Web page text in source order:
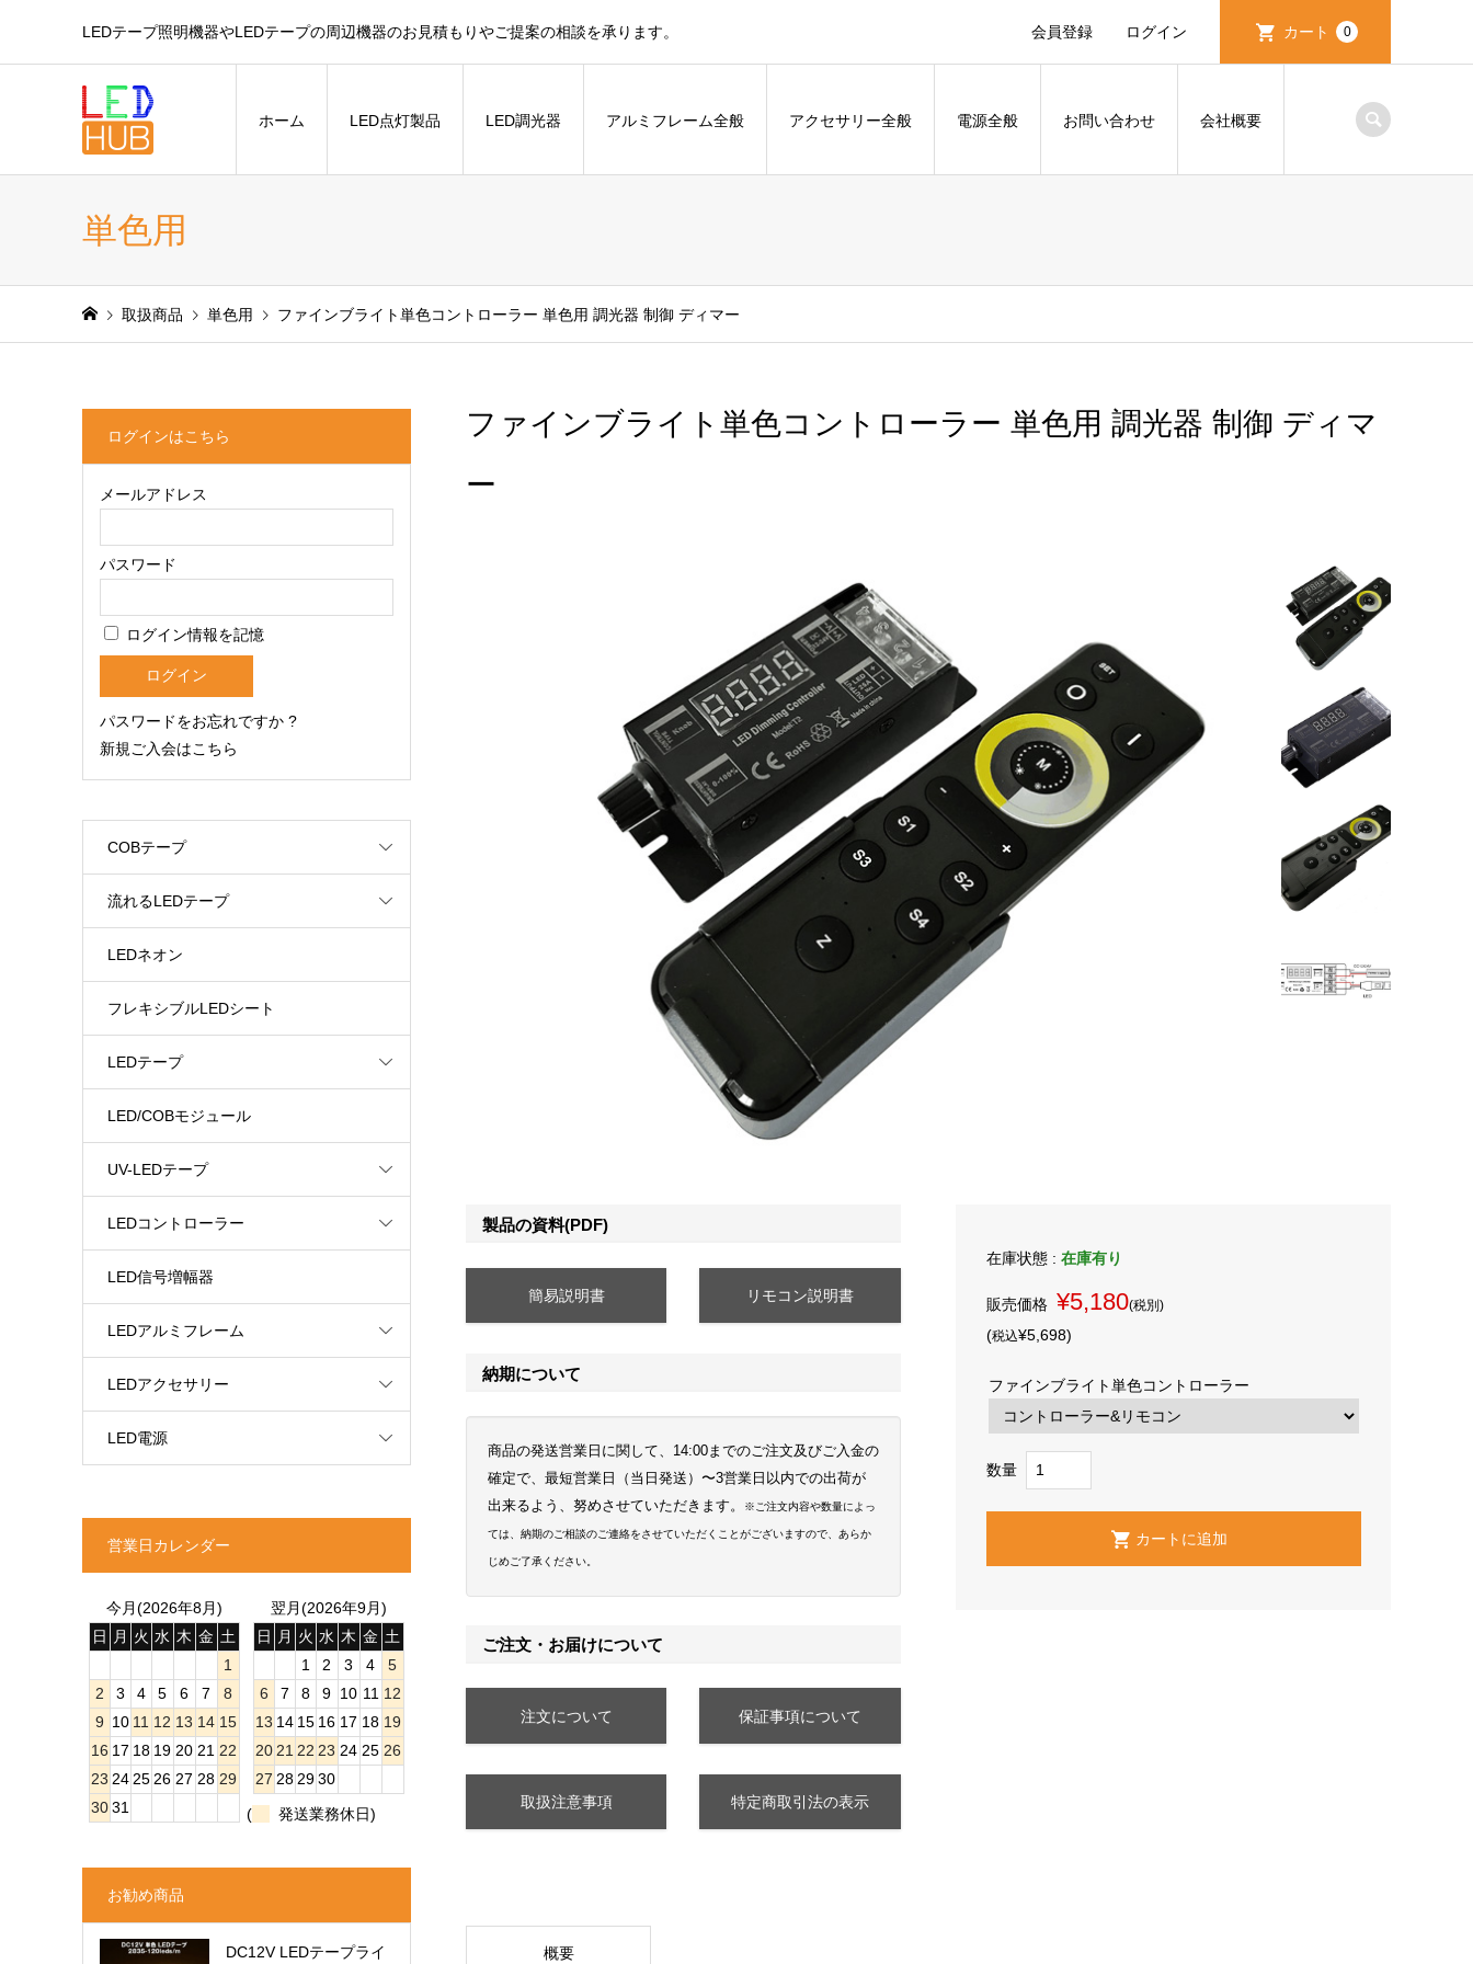
LEDテープ照明機器やLEDテープの周辺機器のお見積もりやご提案の相談を承ります。 会員登録 ログイン カート 0
ホーム LED点灯製品 LED調光器 アルミフレーム全般 アクセサリー全般 電源全般 お問い合わせ 会社概要
単色用
取扱商品 単色用 ファインブライト単色コントローラー 単色用 調光器 制御 ディマー
ファインブライト単色コントローラー 単色用 調光器 制御 ディマ
ー
製品の資料(PDF)
簡易説明書 リモコン説明書
納期について
商品の発送営業日に関して、14:00までのご注文及びご入金の
確定で、最短営業日（当日発送）〜3営業日以内での出荷が
出来るよう、努めさせていただきます。
※ご注文内容や数量によっ
ては、納期のご相談のご連絡をさせていただくことがございますので、あらか
じめご了承ください。
ご注文・お届けについて
注文について 保証事項について
取扱注意事項 特定商取引法の表示
在庫状態 : 在庫有り
販売価格 ¥5,180(税別)
(税込¥5,698)
ファインブライト単色コントローラー
数量
概要
ログインはこちら
メールアドレス
パスワード
ログイン情報を記憶
パスワードをお忘れですか ?
新規ご入会はこちら
COBテープ
流れるLEDテープ
LEDネオン
フレキシブルLEDシート
LEDテープ
LED/COBモジュール
UV-LEDテープ
LEDコントローラー
LED信号増幅器
LEDアルミフレーム
LEDアクセサリー
LED電源
営業日カレンダー
今月(2026年8月)
日
月 火 水 木 金 土
1
2
3 4 5 6 7
8
9 10 11 12 13 14 15
16 17 18 19 20 21 22
23 24 25 26 27 28 29
30 31
翌月(2026年9月)
日
月 火 水 木 金 土
1
2 3 4
5
6
7 8 9 10 11 12
13 14 15 16 17 18 19
20 21 22 23 24 25 26
27 28 29 30
(
発送業務休日)
お勧め商品
DC12V LEDテープライ